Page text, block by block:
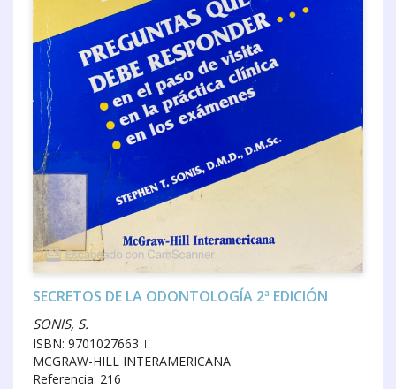
SECRETOS DE LA ODONTOLOGÍA 2ª EDICIÓN
SONIS, S.
ISBN: 9701027663
MCGRAW-HILL INTERAMERICANA
Referencia: 216